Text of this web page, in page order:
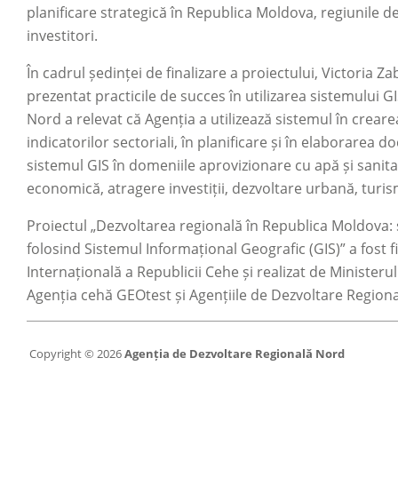
planificare strategică în Republica Moldova, regiunile
investitori.
În cadrul ședinței de finalizare a proiectului, Victoria
prezentat practicile de succes în utilizarea sistemului
Nord a relevat că Agenția a utilizează sistemul în
indicatorilor sectoriali, în planificare și în elaborarea
sistemul GIS în domeniile aprovizionare cu apă și
economică, atragere investiții, dezvoltare urbană,
Proiectul „Dezvoltarea regională în Republica
folosind Sistemul Informațional Geografic (GIS)” a
Internațională a Republicii Cehe și realizat de
Agenția cehă GEOtest și Agențiile de Dezvoltare
Copyright © 2026Agenția de Dezvoltare Regională Nord